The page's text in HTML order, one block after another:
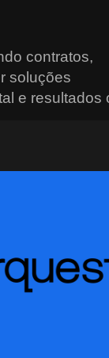
contratos,
soluções
e resultados
ela conecta
real, promovendo
recursos